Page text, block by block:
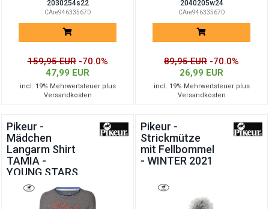
2030254s22
CAre94633567D
159,95 EUR -70.0%
47,99 EUR
incl. 19% Mehrwertsteuer plus
Versandkosten
2040205w24
CAre94633567D
89,95 EUR -70.0%
26,99 EUR
incl. 19% Mehrwertsteuer plus
Versandkosten
Pikeur -
Mädchen
Langarm Shirt
TAMIA -
YOUNG STARS
Pikeur -
Strickmütze
mit Fellbommel
- WINTER 2021